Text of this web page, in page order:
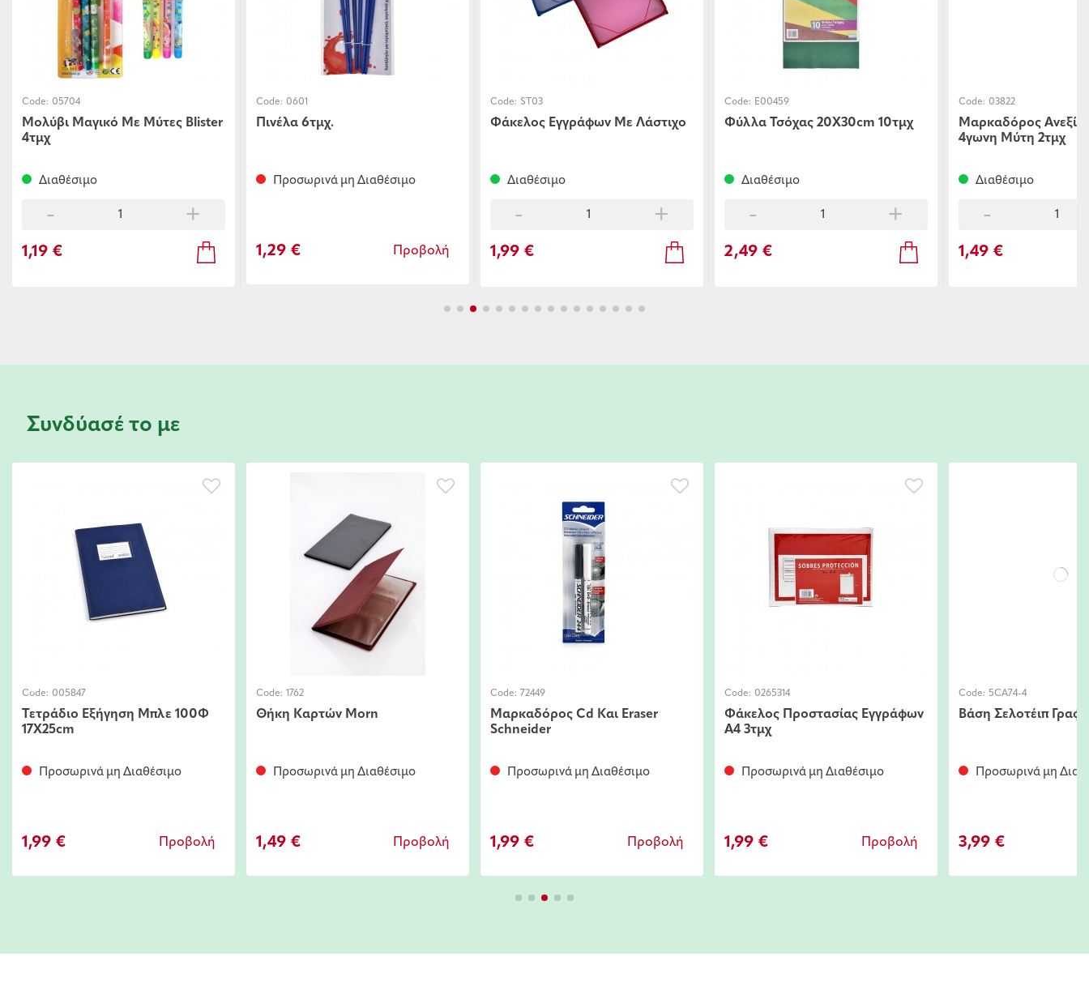
Code: 05704
Μολύβι Μαγικό Με Μύτες Blister
4τμχ
Διαθέσιμο
- +
1,19 €
Code: 0601
Πινέλα 6τμχ.
Προσωρινά μη Διαθέσιμο
1,29 € Προβολή
Code: ST03
Φάκελος Εγγράφων Με Λάστιχο
Διαθέσιμο
- +
1,99 €
Code: E00459
Φύλλα Τσόχας 20Χ30cm 10τμχ
Διαθέσιμο
- +
2,49 €
Code: 03822
Μαρκαδόρος
4γωνη Μύτη 2τμχ
Διαθέσιμο
-
1,49 €
Συνδύασέ το με
Code: 005847
Τετράδιο Εξήγηση Μπλε 100Φ
17Χ25cm
Προσωρινά μη Διαθέσιμο
1,99 € Προβολή
Code: 1762
Θήκη Καρτών Morn
Προσωρινά μη Διαθέσιμο
1,49 € Προβολή
Code: 72449
Μαρκαδόρος Cd Και Eraser
Schneider
Προσωρινά μη Διαθέσιμο
1,99 € Προβολή
Code: 0265314
Φάκελος Προστασίας Εγγράφων
Α4 3τμχ
Προσωρινά μη Διαθέσιμο
1,99 € Προβολή
Code: 5CA74-4
Βάση Σελοτέιπ
Προσωρινά μη
3,99 €